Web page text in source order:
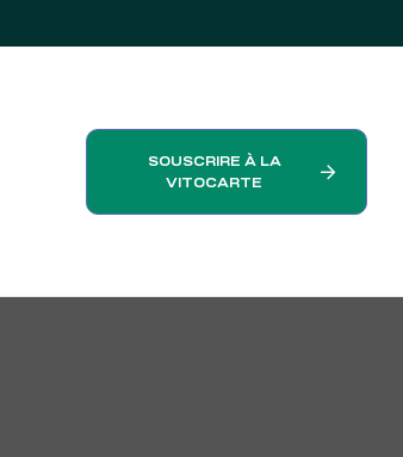
SOUSCRIRE À LA
VITOCARTE